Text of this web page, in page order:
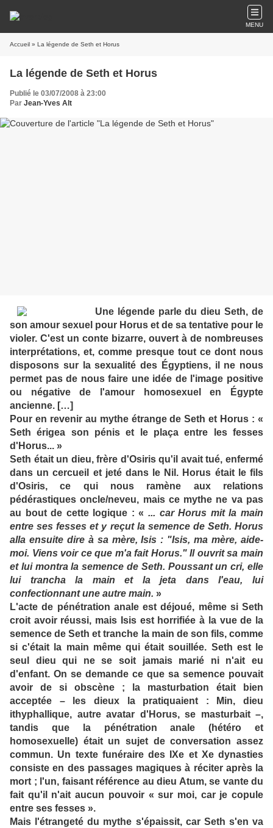
MENU
Accueil » La légende de Seth et Horus
La légende de Seth et Horus
Publié le 03/07/2008 à 23:00
Par Jean-Yves Alt
Une légende parle du dieu Seth, de
son amour sexuel pour Horus et de sa tentative pour le
violer. C'est un conte bizarre, ouvert à de nombreuses
interprétations, et, comme presque tout ce dont nous
disposons sur la sexualité des Égyptiens, il ne nous
permet pas de nous faire une idée de l'image positive
ou négative de l'amour homosexuel en Égypte
ancienne. […]
Pour en revenir au mythe étrange de Seth et Horus : «
Seth érigea son pénis et le plaça entre les fesses
d'Horus... »
Seth était un dieu, frère d'Osiris qu'il avait tué, enfermé
dans un cercueil et jeté dans le Nil. Horus était le fils
d'Osiris, ce qui nous ramène aux relations
pédérastiques oncle/neveu, mais ce mythe ne va pas
au bout de cette logique : «... car Horus mit la main
entre ses fesses et y reçut la semence de Seth. Horus
alla ensuite dire à sa mère, Isis : "Isis, ma mère, aide-
moi. Viens voir ce que m'a fait Horus." Il ouvrit sa main
et lui montra la semence de Seth. Poussant un cri, elle
lui trancha la main et la jeta dans l'eau, lui
confectionnant une autre main. »
L'acte de pénétration anale est déjoué, même si Seth
croit avoir réussi, mais Isis est horrifiée à la vue de la
semence de Seth et tranche la main de son fils, comme
si c'était la main même qui était souillée. Seth est le
seul dieu qui ne se soit jamais marié ni n'ait eu
d'enfant. On se demande ce que sa semence pouvait
avoir de si obscène ; la masturbation était bien
acceptée – les dieux la pratiquaient : Min, dieu
ithyphallique, autre avatar d'Horus, se masturbait –,
tandis que la pénétration anale (hétéro et
homosexuelle) était un sujet de conversation assez
commun. Un texte funéraire des IXe et Xe dynasties
consiste en des passages magiques à réciter après la
mort ; l'un, faisant référence au dieu Atum, se vante du
fait qu'il n'ait aucun pouvoir « sur moi, car je copule
entre ses fesses ».
Mais l'étrangeté du mythe s'épaissit, car Seth s'en va